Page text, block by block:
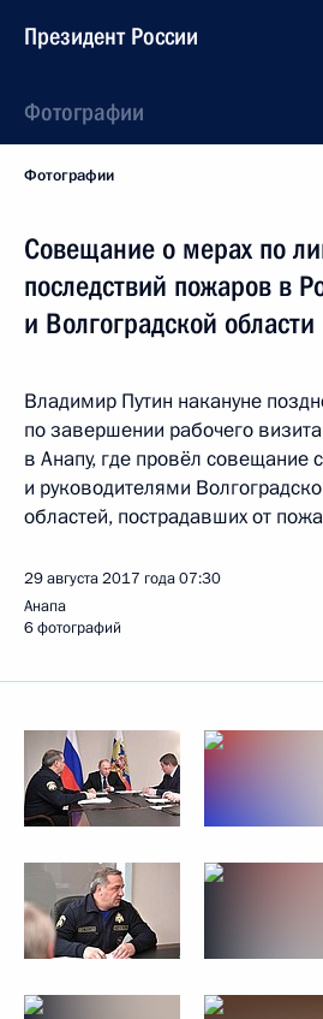
Президент России
Фотографии
Фотографии
Совещание о мерах по
последствий пожаров в
и Волгоградской области
Владимир Путин накануне
по завершении рабочего
в Анапу, где провёл совещание
и руководителями
областей, пострадавших от
29 августа 2017 года07:30
Анапа
6 фотографий